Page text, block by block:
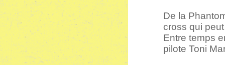
De la
cross qui
Entre temps
pilote Toni